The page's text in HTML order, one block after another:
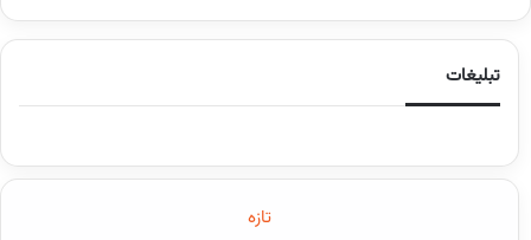
تبلیغات
تازه